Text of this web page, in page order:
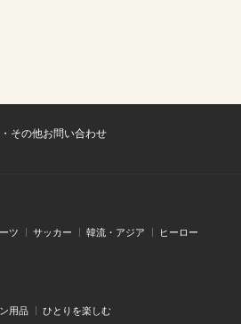
その他お問い合わせ
ツ サッカー 韓流・アジア ヒーロー
用品 ひとりを楽しむ